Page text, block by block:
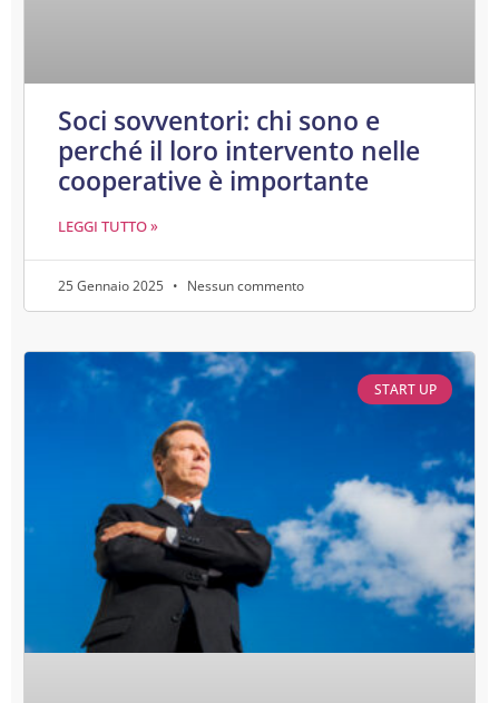
Soci sovventori: chi sono e
perché il loro intervento nelle
cooperative è importante
LEGGI TUTTO »
25 Gennaio 2025 Nessun commento
START UP